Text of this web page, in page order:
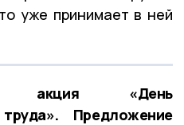
уже принимает в ней
акция «День
труда». Предложение